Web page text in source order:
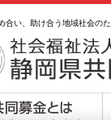
合い、助け合う地域社会の